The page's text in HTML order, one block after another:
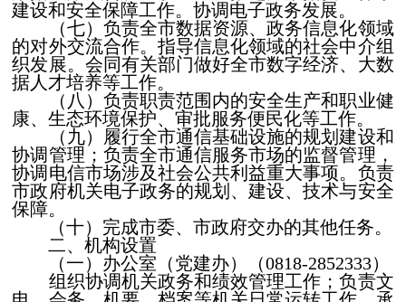
建设和安全保障工作。协调电子政务发展。
（七）负责全市数据资源、政务信息化领域
的对外交流合作。指导信息化领域的社会中介组
织发展。会同有关部门做好全市数字经济、大数
据人才培养等工作。
（八）负责职责范围内的安全生产和职业健
康、生态环境保护、审批服务便民化等工作。
（九）履行全市通信基础设施的规划建设和
协调管理；负责全市通信服务市场的监督管理，
协调电信市场涉及社会公共利益重大事项。负责
市政府机关电子政务的规划、建设、技术与安全
保障。
（十）完成市委、市政府交办的其他任务。
二、机构设置
（一）办公室（党建办）（0818-2852333）
组织协调机关政务和绩效管理工作；负责文